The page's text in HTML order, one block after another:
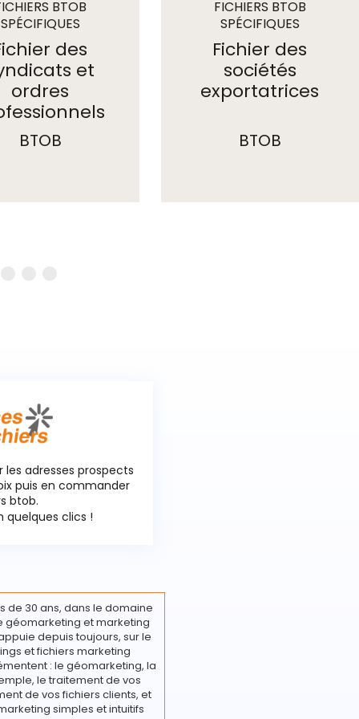
BTOB
SPÉCIFIQUES
des
et
ordres
BTOB
FICHIERS BTOB
SPÉCIFIQUES
Fichier des
sociétés
exportatrices
BTOB
adresses prospects
puis en commander
btob.
quelques clics !
de 30 ans, dans le domaine
géomarketing et marketing
depuis toujours, sur le
et fichiers marketing
: le géomarketing, la
le traitement de vos
de vos fichiers clients, et
simples et intuitifs